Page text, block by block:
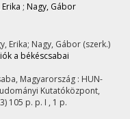
; Nagy, Gábor
Erika; Nagy, Gábor (szerk.)
a békéscsabai
Magyarország : HUN-
Kutatóközpont,
105 p. p. I , 1 p.